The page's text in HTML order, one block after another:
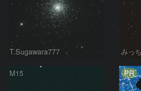
T.Sugawara777 みっ
M15 PR